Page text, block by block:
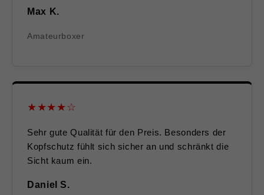
Max K.
Amateurboxer
★★★★☆
Sehr gute Qualität für den Preis. Besonders der
Kopfschutz fühlt sich sicher an und schränkt die
Sicht kaum ein.
Daniel S.